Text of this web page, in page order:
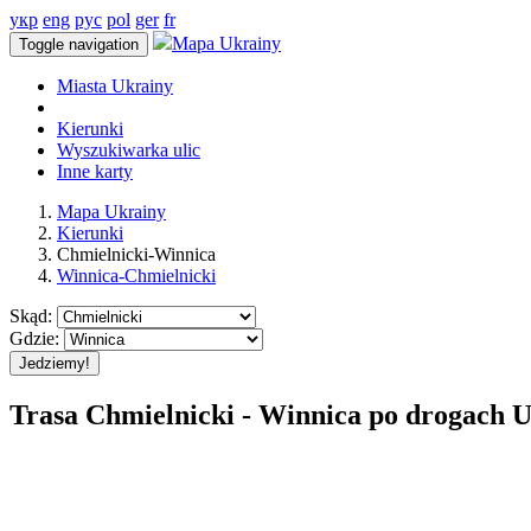
укр eng рус pol ger fr
Toggle navigation Mapa Ukrainy
Miasta Ukrainy
Kierunki
Wyszukiwarka ulic
Inne karty
Mapa Ukrainy
Kierunki
Chmielnicki-Winnica
Winnica-Chmielnicki
Skąd:
Gdzie:
Jedziemy!
Trasa Chmielnicki - Winnica po drogach